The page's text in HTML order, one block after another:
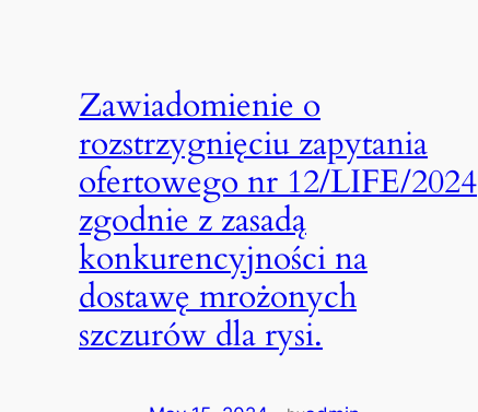
Zawiadomienie o
rozstrzygnięciu zapytania
ofertowego nr 12/LIFE/2024
zgodnie z zasadą
konkurencyjności na
dostawę mrożonych
szczurów dla rysi.